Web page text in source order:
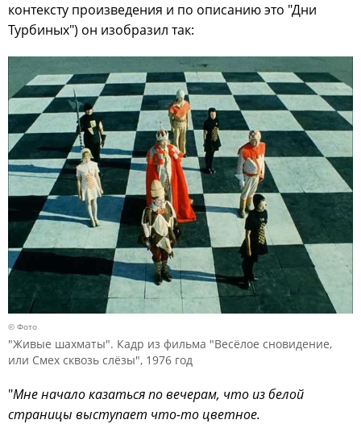
контексту произведения и по описанию это "Дни
Турбиных") он изобразил так:
© Фото
"Живые шахматы". Кадр из фильма "Весёлое сновидение,
или Смех сквозь слёзы", 1976 год
"Мне начало казаться по вечерам, что из белой
страницы выступает что-то цветное.